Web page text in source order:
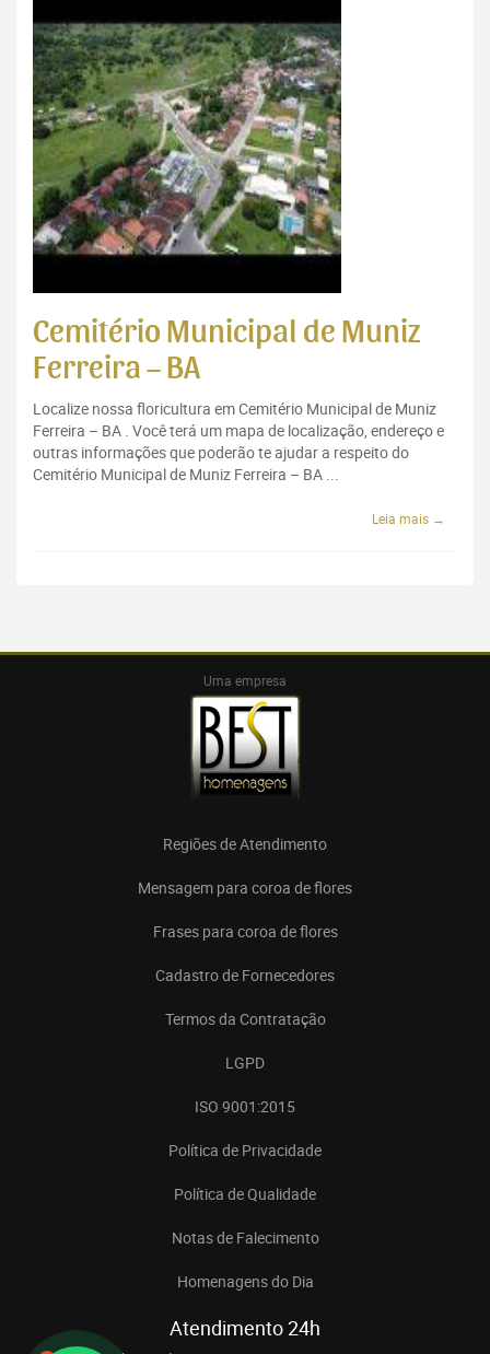
Cemitério Municipal de Muniz
Ferreira – BA
Localize nossa floricultura em Cemitério Municipal de Muniz
Ferreira – BA . Você terá um mapa de localização, endereço e
outras informações que poderão te ajudar a respeito do
Cemitério Municipal de Muniz Ferreira – BA ...
Leia mais →
Uma empresa
Regiões de Atendimento
Mensagem para coroa de flores
Frases para coroa de flores
Cadastro de Fornecedores
Termos da Contratação
LGPD
ISO 9001:2015
Política de Privacidade
Política de Qualidade
Notas de Falecimento
Homenagens do Dia
Atendimento 24h